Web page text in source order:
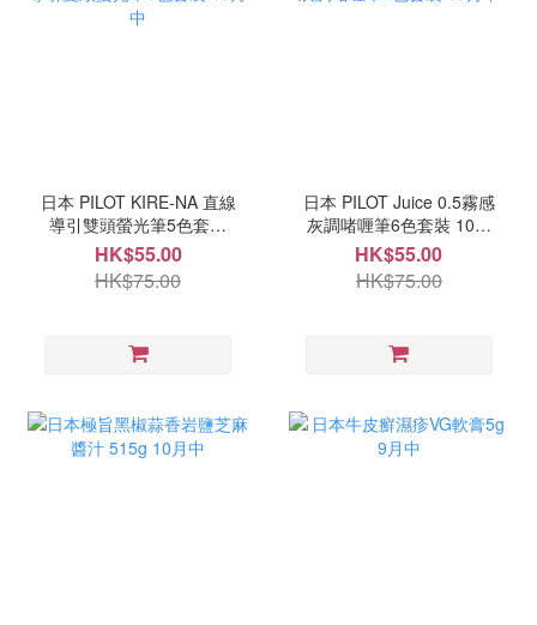
日本 PILOT KIRE-NA 直線
導引雙頭螢光筆5色套裝
10月中
HK$55.00
HK$75.00
日本 PILOT Juice 0.5霧感
灰調啫喱筆6色套裝 10月
中
HK$55.00
HK$75.00